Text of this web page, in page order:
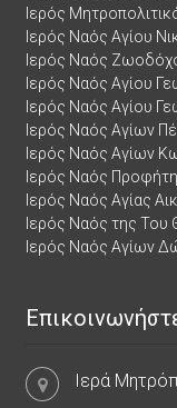
Ιερός
Ιερός Ναός Αγίου
Ιερός Ναός
Ιερός Ναός Αγίου
Ιερός Ναός Αγίου
Ιερός Ναός Αγίων
Ιερός Ναός Αγίων
Ιερός Ναός
Ιερός Ναός Αγίας
Ιερός Ναός της Του
Ιερός Ναός Αγίων
Ιερά